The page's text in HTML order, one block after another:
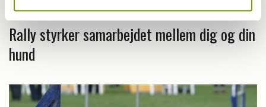
Rally styrker samarbejdet mellem dig og din
hund